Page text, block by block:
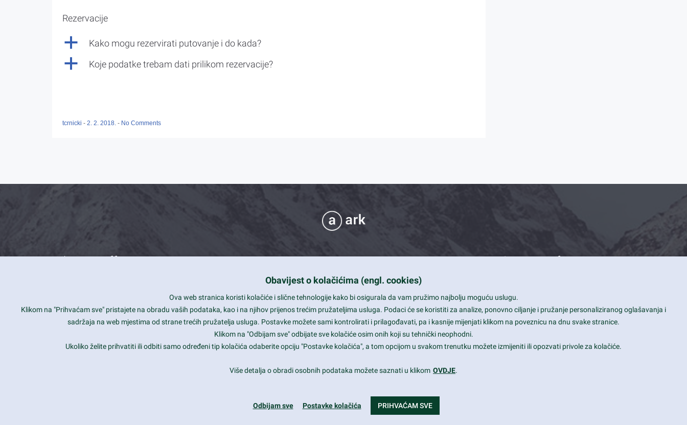
Rezervacije
a Kako mogu rezervirati putovanje i do kada?
a Koje podatke trebam dati prilikom rezervacije?
tcrnicki - 2. 2. 2018. - No Comments
What we offer
Is your website user friendly?
Ark offers weekly stunning designs.
Why our customers love Ark?
Smart and beautiful design
Unlimited Eelements
Mobile ready
Contact Info
View, CA 94043
+1 650-253-0000
Daily: 9:00 am - 6:00 pm
Obavijest o kolačićima (engl. cookies)
Ova web stranica koristi kolačiće i slične tehnologije kako bi osigurala da vam pružimo najbolju moguću uslugu.
Klikom na "Prihvaćam sve" pristajete na obradu vaših podataka, kao i na njihov prijenos trećim pružateljima usluga. Podaci će se koristiti za analize, ponovno ciljanje i pružanje personaliziranog oglašavanja i
sadržaja na web mjestima od strane trećih pružatelja usluga. Postavke možete sami kontrolirati i prilagođavati, pa i kasnije mijenjati klikom na poveznicu na dnu svake stranice.
Klikom na "Odbijam sve" odbijate sve kolačiće osim onih koji su tehnički neophodni.
Ukoliko želite prihvatiti ili odbiti samo određeni tip kolačića odaberite opciju "Postavke kolačića", a tom opcijom u svakom trenutku možete izmijeniti ili opozvati privole za kolačiće.
Više detalja o obradi osobnih podataka možete saznati u klikom OVDJE.
Odbijam sve Postavke kolačića PRIHVAĆAM SVE